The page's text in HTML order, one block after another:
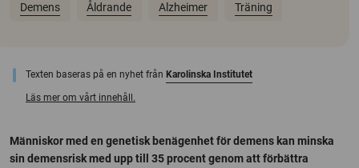
Demens Åldrande Alzheimer Träning
Texten baseras på en nyhet från Karolinska Institutet
Läs mer om vårt innehåll.
Människor med en genetisk benägenhet för demens kan minska
sin demensrisk med upp till 35 procent genom att förbättra